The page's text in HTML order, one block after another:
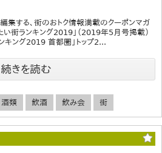
集する、街のおトク情報満載のクーポンマガ
い街ランキング2019」（2019年5月号掲載）
キング2019 首都圏」トップ2...
続きを読む
酒類 飲酒 飲み会 街